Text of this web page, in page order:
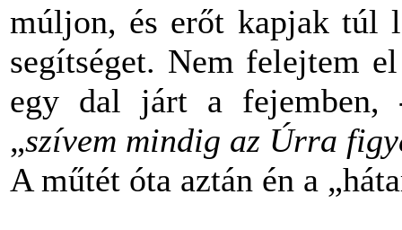
múljon, és erőt kapjak túl
segítséget. Nem felejtem
egy dal járt a fejemben,
„szívem mindig az Úrra
A műtét óta aztán én a